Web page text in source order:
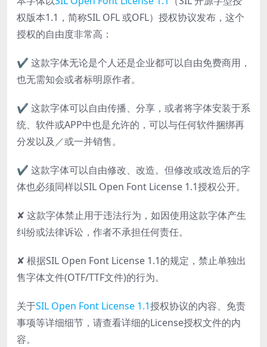
权版本1.1，简称SIL OFL 或OFL）授权协议发布，这个
授权的自由度非常高：
✔ 这款字体无论是个人还是企业都可以自由免费商用，
也无需知会或者标明原作者。
✔ 这款字体可以自由传播、分享，或者将字体安装于系
统、软件或APP中也是允许的，可以与任何软件捆绑再
分发以及／或一并销售。
✔ 这款字体可以自由修改、改造。但修改或改造后的字
体也必须同样以SIL Open Font License 1.1授权公开。
✘ 这款字体禁止用于违法行为，如因使用这款字体产生
纠纷或法律诉讼，作者不承担任何责任。
✘ 根据SIL Open Font License 1.1的规定，禁止单独出
售字体文件(OTF/TTF文件)的行为。
关于SIL Open Font License 1.1授权协议的内容、免责
事项等详细细节，请查看详细的License授权文件的内
容。